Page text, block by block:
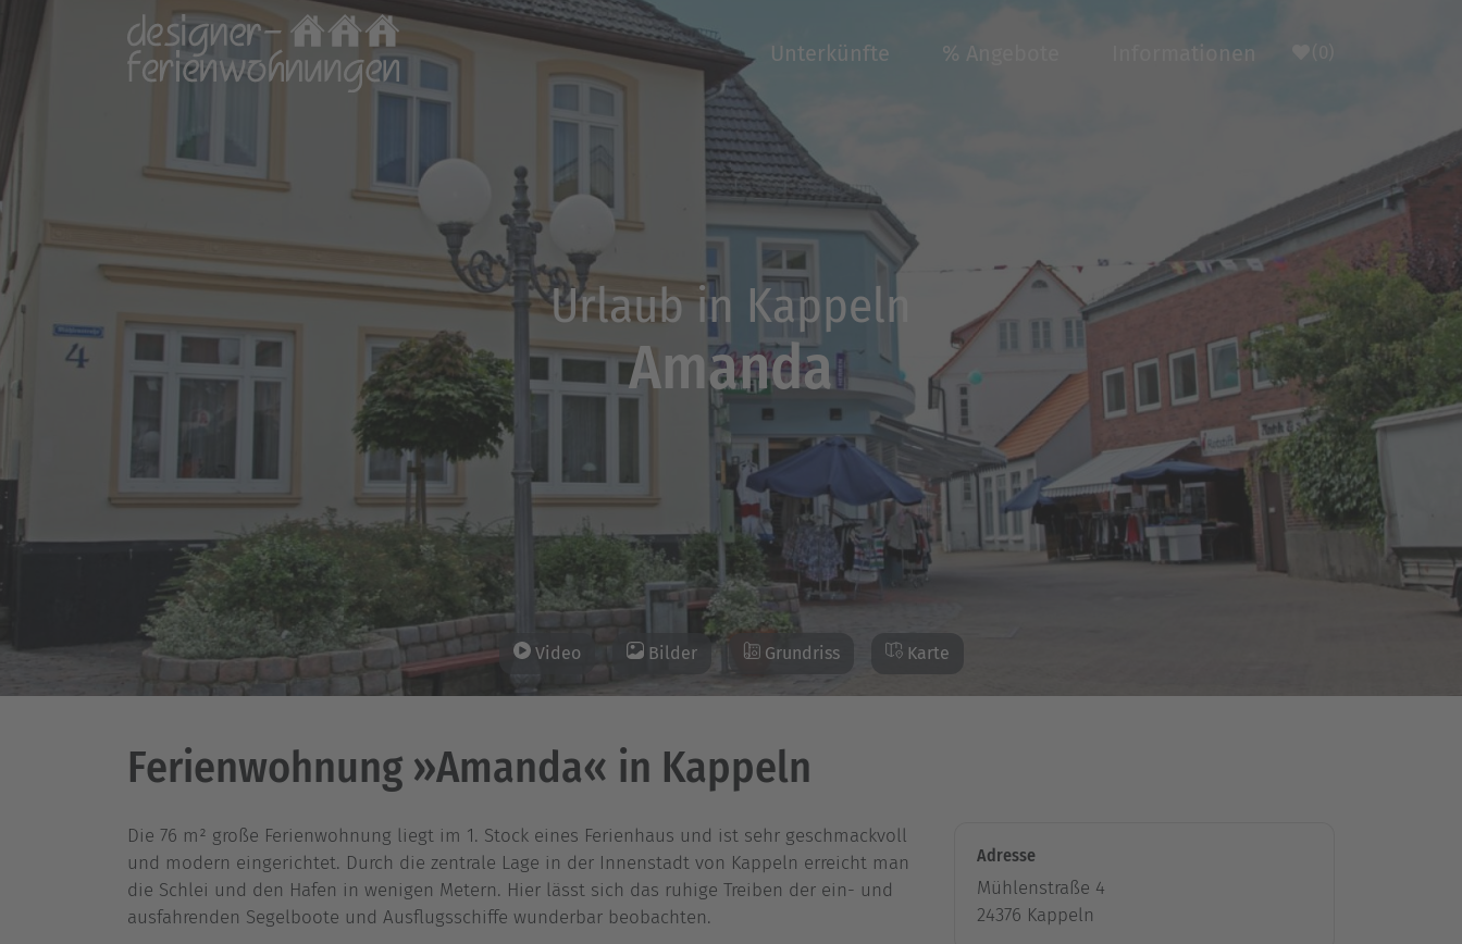
Unterkünfte % Angebote Informationen
Urlaub in Kappeln
Amanda
Video Bilder Grundriss Karte
Ferienwohnung »Amanda« in Kappeln
Die 76 m² große Ferienwohnung liegt im 1. Stock eines Ferienhaus und ist sehr geschmackvoll
und modern eingerichtet. Durch die zentrale Lage in der Innenstadt von Kappeln erreicht man
die Schlei und den Hafen in wenigen Metern. Hier lässt sich das ruhige Treiben der ein- und
ausfahrenden Segelboote und Ausflugsschiffe wunderbar beobachten.
Adresse
Mühlenstraße 4
24376 Kappeln